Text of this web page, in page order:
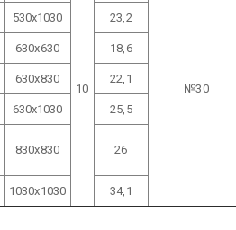
10 №30
530х1030 23,2
630х630 18,6
630х830 22,1
630х1030 25,5
830х830 26
1030х1030 34,1